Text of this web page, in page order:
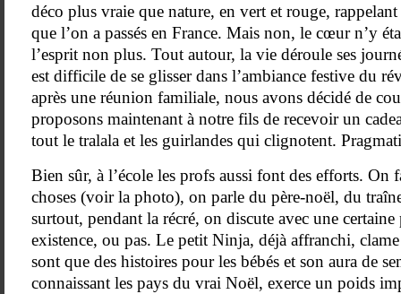
déco plus vraie que nature, en vert et rouge,
que l’on a passés en France. Mais non, le cœur n’y
l’esprit non plus. Tout autour, la vie déroule ses
est difficile de se glisser dans l’ambiance festive du
après une réunion familiale, nous avons décidé de
proposons maintenant à notre fils de recevoir un
tout le tralala et les guirlandes qui clignotent.
Bien sûr, à l’école les profs aussi font des efforts. On
choses (voir la photo), on parle du père-noël, du
surtout, pendant la récré, on discute avec une certaine
existence, ou pas. Le petit Ninja, déjà affranchi,
sont que des histoires pour les bébés et son aura de
connaissant les pays du vrai Noël, exerce un poids